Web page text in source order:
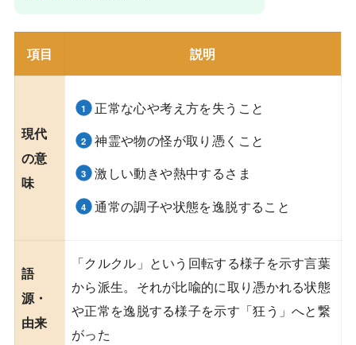
項目 説明
現代
の意
味
正常な心や考え方を失うこと
神霊や物の怪が取り憑くこと
激しい動きや熱中するさま
通常の調子や状態を逸脱すること
語
源・
由来
「クルクル」という回転する様子を示す言葉
から派生。それが比喩的に取り憑かれる状態
や正常を逸脱する様子を示す「狂う」へと繋
がった